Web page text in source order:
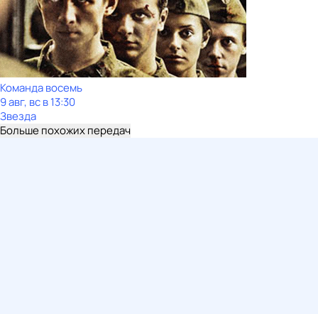
Команда восемь
9 авг, вс в 13:30
Звезда
Больше похожих передач